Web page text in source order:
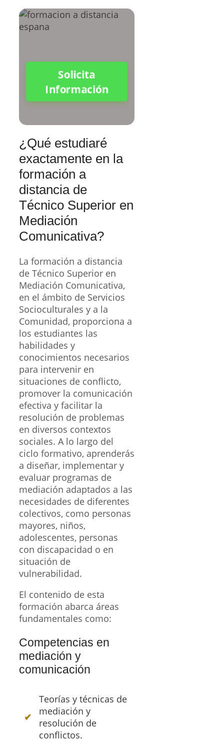
Solicita
Información
¿Qué estudiaré
exactamente en la
formación a
distancia de
Técnico Superior en
Mediación
Comunicativa?
La formación a distancia
de Técnico Superior en
Mediación Comunicativa,
en el ámbito de Servicios
Socioculturales y a la
Comunidad, proporciona a
los estudiantes las
habilidades y
conocimientos necesarios
para intervenir en
situaciones de conflicto,
promover la comunicación
efectiva y facilitar la
resolución de problemas
en diversos contextos
sociales. A lo largo del
ciclo formativo, aprenderás
a diseñar, implementar y
evaluar programas de
mediación adaptados a las
necesidades de diferentes
colectivos, como personas
mayores, niños,
adolescentes, personas
con discapacidad o en
situación de
vulnerabilidad.
El contenido de esta
formación abarca áreas
fundamentales como:
Competencias en
mediación y
comunicación
Teorías y técnicas de
mediación y
resolución de
conflictos.